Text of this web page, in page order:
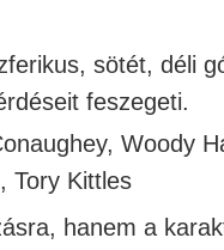
sötét, déli
feszegeti.
Woody
Tory Kittles
hanem a